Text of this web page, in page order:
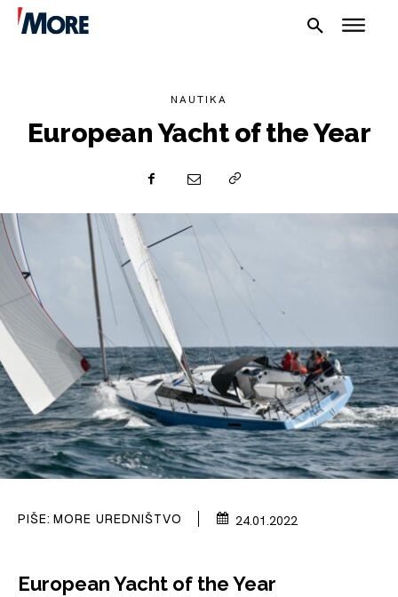
NAUTIKA
SPORT
PLOVILA
PLOVIDBA
SPIZA
VELIKE PRIČE
PRETPLATA
NAUTIKA
European Yacht of the Year
PIŠE: MORE UREDNIŠTVO 24.01.2022
European Yacht of the Year